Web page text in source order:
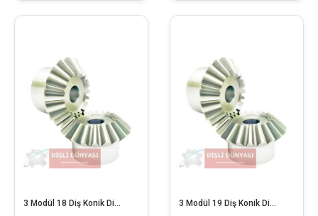
3 Modül 18 Diş Konik Dişli 3 Modül 19 Diş Konik Dişli